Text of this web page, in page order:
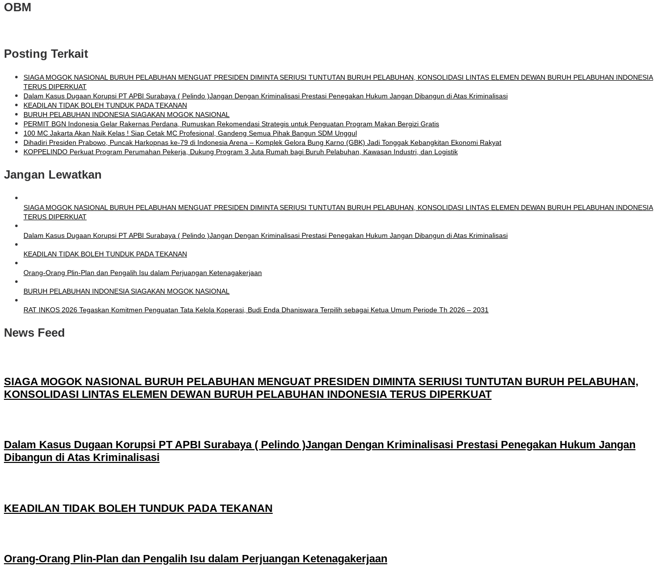
OBM
Posting Terkait
SIAGA MOGOK NASIONAL BURUH PELABUHAN MENGUAT PRESIDEN DIMINTA SERIUSI TUNTUTAN BURUH PELABUHAN, KONSOLIDASI LINTAS ELEMEN DEWAN BURUH PELABUHAN INDONESIA
TERUS DIPERKUAT
Dalam Kasus Dugaan Korupsi PT APBI Surabaya ( Pelindo )Jangan Dengan Kriminalisasi Prestasi Penegakan Hukum Jangan Dibangun di Atas Kriminalisasi
KEADILAN TIDAK BOLEH TUNDUK PADA TEKANAN
BURUH PELABUHAN INDONESIA SIAGAKAN MOGOK NASIONAL
PERMIT BGN Indonesia Gelar Rakernas Perdana, Rumuskan Rekomendasi Strategis untuk Penguatan Program Makan Bergizi Gratis
100 MC Jakarta Akan Naik Kelas ! Siap Cetak MC Profesional, Gandeng Semua Pihak Bangun SDM Unggul
Dihadiri Presiden Prabowo, Puncak Harkopnas ke-79 di Indonesia Arena – Komplek Gelora Bung Karno (GBK) Jadi Tonggak Kebangkitan Ekonomi Rakyat
KOPPELINDO Perkuat Program Perumahan Pekerja, Dukung Program 3 Juta Rumah bagi Buruh Pelabuhan, Kawasan Industri, dan Logistik
Jangan Lewatkan
SIAGA MOGOK NASIONAL BURUH PELABUHAN MENGUAT PRESIDEN DIMINTA SERIUSI TUNTUTAN BURUH PELABUHAN, KONSOLIDASI LINTAS ELEMEN DEWAN BURUH PELABUHAN INDONESIA
TERUS DIPERKUAT
Dalam Kasus Dugaan Korupsi PT APBI Surabaya ( Pelindo )Jangan Dengan Kriminalisasi Prestasi Penegakan Hukum Jangan Dibangun di Atas Kriminalisasi
KEADILAN TIDAK BOLEH TUNDUK PADA TEKANAN
Orang-Orang Plin-Plan dan Pengalih Isu dalam Perjuangan Ketenagakerjaan
BURUH PELABUHAN INDONESIA SIAGAKAN MOGOK NASIONAL
RAT INKOS 2026 Tegaskan Komitmen Penguatan Tata Kelola Koperasi, Budi Enda Dhaniswara Terpilih sebagai Ketua Umum Periode Th 2026 – 2031
News Feed
SIAGA MOGOK NASIONAL BURUH PELABUHAN MENGUAT PRESIDEN DIMINTA SERIUSI TUNTUTAN BURUH PELABUHAN,
KONSOLIDASI LINTAS ELEMEN DEWAN BURUH PELABUHAN INDONESIA TERUS DIPERKUAT
Dalam Kasus Dugaan Korupsi PT APBI Surabaya ( Pelindo )Jangan Dengan Kriminalisasi Prestasi Penegakan Hukum Jangan
Dibangun di Atas Kriminalisasi
KEADILAN TIDAK BOLEH TUNDUK PADA TEKANAN
Orang-Orang Plin-Plan dan Pengalih Isu dalam Perjuangan Ketenagakerjaan